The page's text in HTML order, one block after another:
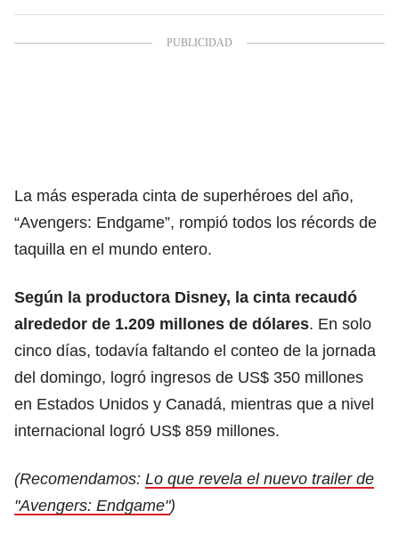
La más esperada cinta de superhéroes del año,
“Avengers: Endgame”, rompió todos los récords de
taquilla en el mundo entero.
Según la productora Disney, la cinta recaudó
alrededor de 1.209 millones de dólares. En solo
cinco días, todavía faltando el conteo de la jornada
del domingo, logró ingresos de US$ 350 millones
en Estados Unidos y Canadá, mientras que a nivel
internacional logró US$ 859 millones.
(Recomendamos: Lo que revela el nuevo trailer de
"Avengers: Endgame")